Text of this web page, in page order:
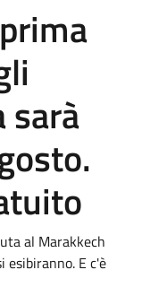
al Marakkech
esibiranno. E c'è